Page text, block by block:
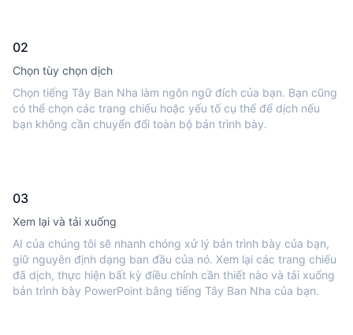
02
Chọn tùy chọn dịch
Chọn tiếng Tây Ban Nha làm ngôn ngữ đích của bạn. Bạn cũng
có thể chọn các trang chiếu hoặc yếu tố cụ thể để dịch nếu
bạn không cần chuyển đổi toàn bộ bản trình bày.
03
Xem lại và tải xuống
AI của chúng tôi sẽ nhanh chóng xử lý bản trình bày của bạn,
giữ nguyên định dạng ban đầu của nó. Xem lại các trang chiếu
đã dịch, thực hiện bất kỳ điều chỉnh cần thiết nào và tải xuống
bản trình bày PowerPoint bằng tiếng Tây Ban Nha của bạn.